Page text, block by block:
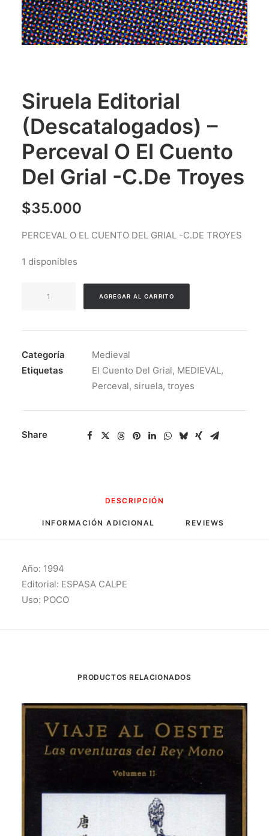
Siruela Editorial
(Descatalogados) –
Perceval O El Cuento
Del Grial -C.De Troyes
$35.000
PERCEVAL O EL CUENTO DEL GRIAL -C.DE TROYES
1 disponibles
Perceval
O
Grial
AGREGAR AL CARRITO
Categoría
Medieval
Etiquetas
El Cuento Del Grial, MEDIEVAL,
Perceval, siruela, troyes
Share
DESCRIPCIÓN
INFORMACIÓN ADICIONAL REVIEWS
Año: 1994
Editorial: ESPASA CALPE
Uso: POCO
PRODUCTOS RELACIONADOS